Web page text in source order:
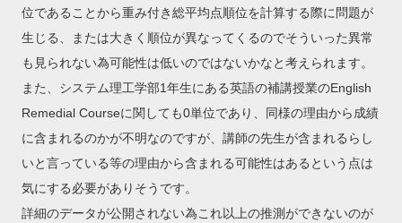
位であることから重み付き総平均点順位を計算する際に問題が
生じる、または大きく順位が異なってくるのでそういった異常
も見られない為可能性は低いのではないかなと考えられます。
また、システム理工学部1年生にある英語の補講授業のEnglish
Remedial Courseに関しても0単位であり、同様の理由から成績
に含まれるのかが不明なのですが、講師の先生が含まれるらし
いと言っている等の理由から含まれる可能性はあるという点は
気にする必要がありそうです。
詳細のデータが公開されない為これ以上の推測ができないのが